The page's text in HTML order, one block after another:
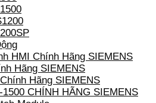
HMI Chính Hãng SIEMENS
Hãng SIEMENS
Hãng SIEMENS
1500 CHÍNH HÃNG SIEMENS